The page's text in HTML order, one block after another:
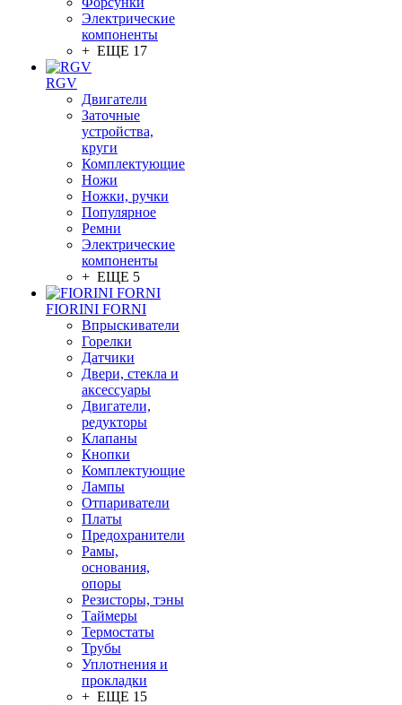
Электрические
компоненты
+ ЕЩЕ 17
RGV
Двигатели
Заточные
устройства,
круги
Комплектующие
Ножи
Ножки, ручки
Популярное
Ремни
Электрические
компоненты
+ ЕЩЕ 5
FIORINI FORNI
Впрыскиватели
Горелки
Датчики
Двери, стекла и
аксессуары
Двигатели,
редукторы
Клапаны
Кнопки
Комплектующие
Лампы
Отпариватели
Платы
Предохранители
Рамы,
основания,
опоры
Резисторы, тэны
Таймеры
Термостаты
Трубы
Уплотнения и
прокладки
+ ЕЩЕ 15